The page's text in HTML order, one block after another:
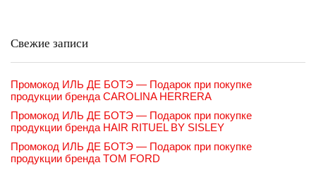
Свежие записи
Промокод ИЛЬ ДЕ БОТЭ — Подарок при покупке
продукции бренда CAROLINA HERRERA
Промокод ИЛЬ ДЕ БОТЭ — Подарок при покупке
продукции бренда HAIR RITUEL BY SISLEY
Промокод ИЛЬ ДЕ БОТЭ — Подарок при покупке
продукции бренда TOM FORD